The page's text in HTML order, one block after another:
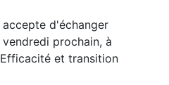
accepte d'échanger
vendredi prochain, à
et transition